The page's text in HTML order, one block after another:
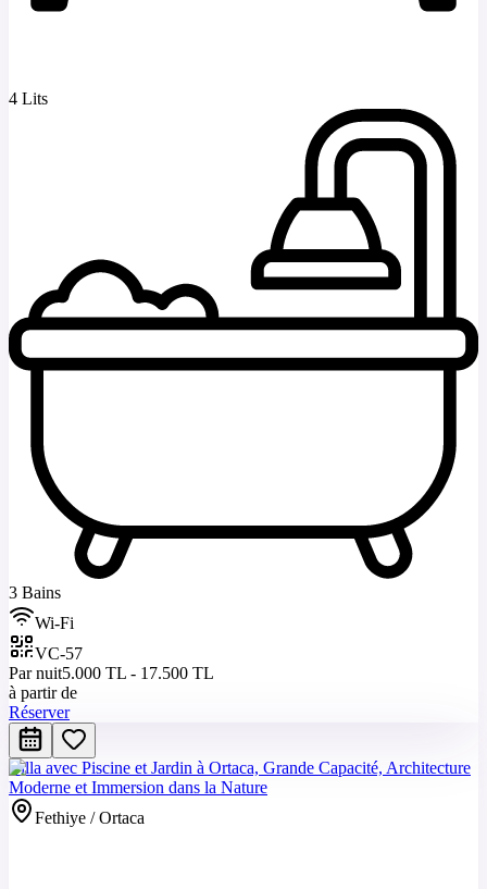
4 Lits
3 Bains
Wi-Fi
VC-57
Par nuit5.000 TL - 17.500 TL
à partir de
Réserver
Villa avec Piscine et Jardin à Ortaca, Grande Capacité, Architecture
Moderne et Immersion dans la Nature
Fethiye / Ortaca